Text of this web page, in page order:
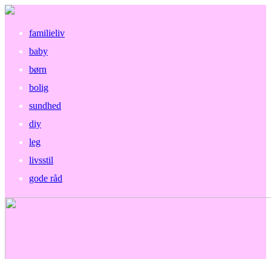
familieliv
baby
børn
bolig
sundhed
diy
leg
livsstil
gode råd